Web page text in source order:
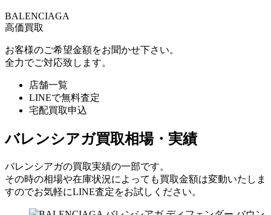
BALENCIAGA
高価買取
お客様のご希望金額をお聞かせ下さい。
全力でご対応致します。
店舗一覧
LINEで無料査定
宅配買取申込
バレンシアガ買取相場・実績
バレンシアガの買取実績の一部です。
その時の相場や在庫状況によっても買取金額は変動いたしま
すのでお気軽にLINE査定をお試しください。